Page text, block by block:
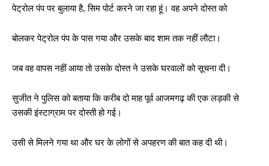
पेट्रोल पंप पर बुलाया है, सिम पोर्ट करने जा रहा हूं। वह अपने दोस्त को
बोलकर पेट्रोल पंप के पास गया और उसके बाद शाम तक नहीं लौटा।
जब वह वापस नहीं आया तो उसके दोस्त ने उसके घरवालों को सूचना दी।
सुजीत ने पुलिस को बताया कि करीब दो माह पूर्व आजमगढ़ की एक लड़की से
उसकी इंस्टाग्राम पर दोस्ती हो गई।
उसी से मिलने गया था और घर के लोगों से अपहरण की बात कह दी थी।